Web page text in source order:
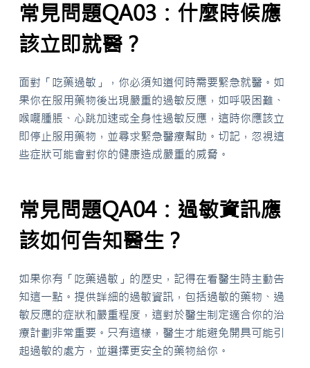
常見問題QA03：什麼時候應
該立即就醫？
面對「吃藥過敏」，你必須知道何時需要緊急就醫。如
果你在服用藥物後出現嚴重的過敏反應，如呼吸困難、
喉嚨腫脹、心跳加速或全身性過敏反應，這時你應該立
即停止服用藥物，並尋求緊急醫療幫助。切記，忽視這
些症狀可能會對你的健康造成嚴重的威脅。
常見問題QA04：過敏資訊應
該如何告知醫生？
如果你有「吃藥過敏」的歷史，記得在看醫生時主動告
知這一點。提供詳細的過敏資訊，包括過敏的藥物、過
敏反應的症狀和嚴重程度，這對於醫生制定適合你的治
療計劃非常重要。只有這樣，醫生才能避免開具可能引
起過敏的處方，並選擇更安全的藥物給你。